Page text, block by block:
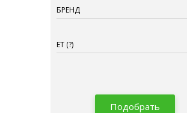
БРЕНД
ET (?)
Подобрать